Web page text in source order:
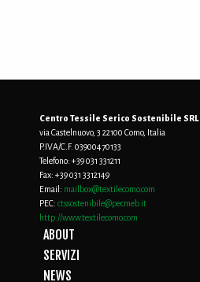
Centro Tessile Serico Sostenibile SRL
via Castelnuovo, 3 22100 Como, Italia
P.IVA/C.F. 03900470133
Telefono: +39 031 331211
Fax: +39 031 3312149
Email: mailbox@textilecomo.com
PEC: ctssostenibile@pecmeb.it
http://www.textilecomo.com
ABOUT
SERVIZI
NEWS